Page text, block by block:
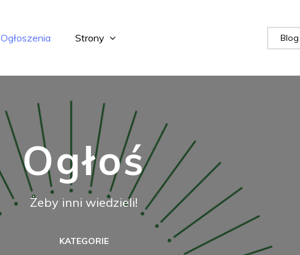
Ogłoszenia Strony Blog
Ogłoś
Żeby inni wiedzieli!
KATEGORIE